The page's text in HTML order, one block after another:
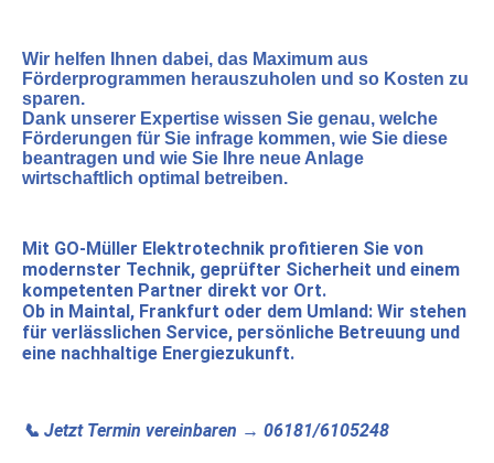
Wir helfen Ihnen dabei, das Maximum aus
Förderprogrammen herauszuholen und so Kosten zu
sparen.
Dank unserer Expertise wissen Sie genau, welche
Förderungen für Sie infrage kommen, wie Sie diese
beantragen und wie Sie Ihre neue Anlage
wirtschaftlich optimal betreiben.
Mit GO-Müller Elektrotechnik profitieren Sie von
modernster Technik, geprüfter Sicherheit und einem
kompetenten Partner direkt vor Ort.
Ob in Maintal, Frankfurt oder dem Umland: Wir stehen
für verlässlichen Service, persönliche Betreuung und
eine nachhaltige Energiezukunft.
📞 Jetzt Termin vereinbaren → 06181/6105248